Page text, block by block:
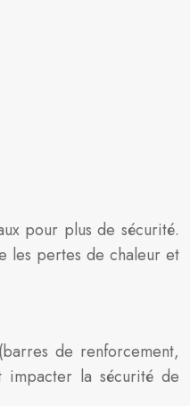
pour plus de sécurité.
les pertes de chaleur et
de renforcement,
impacter la sécurité de